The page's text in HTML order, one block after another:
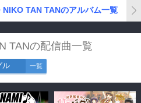
NIKO TAN TANのアルバム一覧
TANの配信曲一覧
ル 一覧